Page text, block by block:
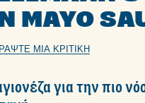
MAYO
ΜΙΑ ΚΡΙΤΙΚΉ
για την πιο